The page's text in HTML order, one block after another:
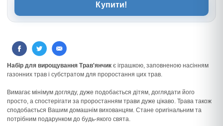
Купити!
Набір для вирощування Трав'янчик є іграшкою, заповненою насінням
газонних трав і субстратом для проростання цих трав.
Вимагає мінімум догляду, дуже подобається дітям, доглядати його
просто, а спостерігати за проростанням трави дуже цікаво. Трава також
сподобається Вашим домашнім вихованцям. Стане оригінальним та
потрібним подарунком до будь-якого свята.